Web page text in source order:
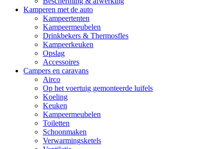
Kamperen met de auto
Kampeertenten
Kampeermeubelen
Drinkbekers & Thermosfles
Kampeerkeuken
Opslag
Accessoires
Campers en caravans
Airco
Op het voertuig gemonteerde luifels
Koeling
Keuken
Kampeermeubelen
Toiletten
Schoonmaken
Verwarmingsketels